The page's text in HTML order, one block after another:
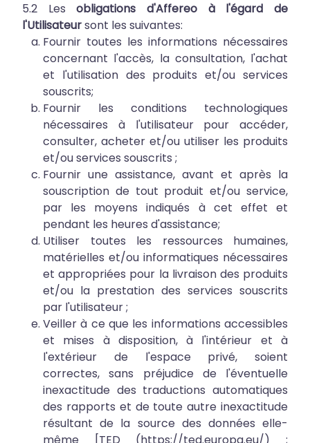
5.2 Lesobligations d'Affereo à l'égard de
l'Utilisateursont les suivantes:
Fournir toutes les informations nécessaires
concernant l'accès, la consultation, l'achat
et l'utilisation des produits et/ou services
souscrits;
Fournir les conditions technologiques
nécessaires à l'utilisateur pour accéder,
consulter, acheter et/ou utiliser les produits
et/ou services souscrits ;
Fournir une assistance, avant et après la
souscription de tout produit et/ou service,
par les moyens indiqués à cet effet et
pendant les heures d'assistance;
Utiliser toutes les ressources humaines,
matérielles et/ou informatiques nécessaires
et appropriées pour la livraison des produits
et/ou la prestation des services souscrits
par l'utilisateur ;
Veiller à ce que les informations accessibles
et mises à disposition, à l'intérieur et à
l'extérieur de l'espace privé, soient
correctes, sans préjudice de l'éventuelle
inexactitude des traductions automatiques
des rapports et de toute autre inexactitude
résultant de la source des données elle-